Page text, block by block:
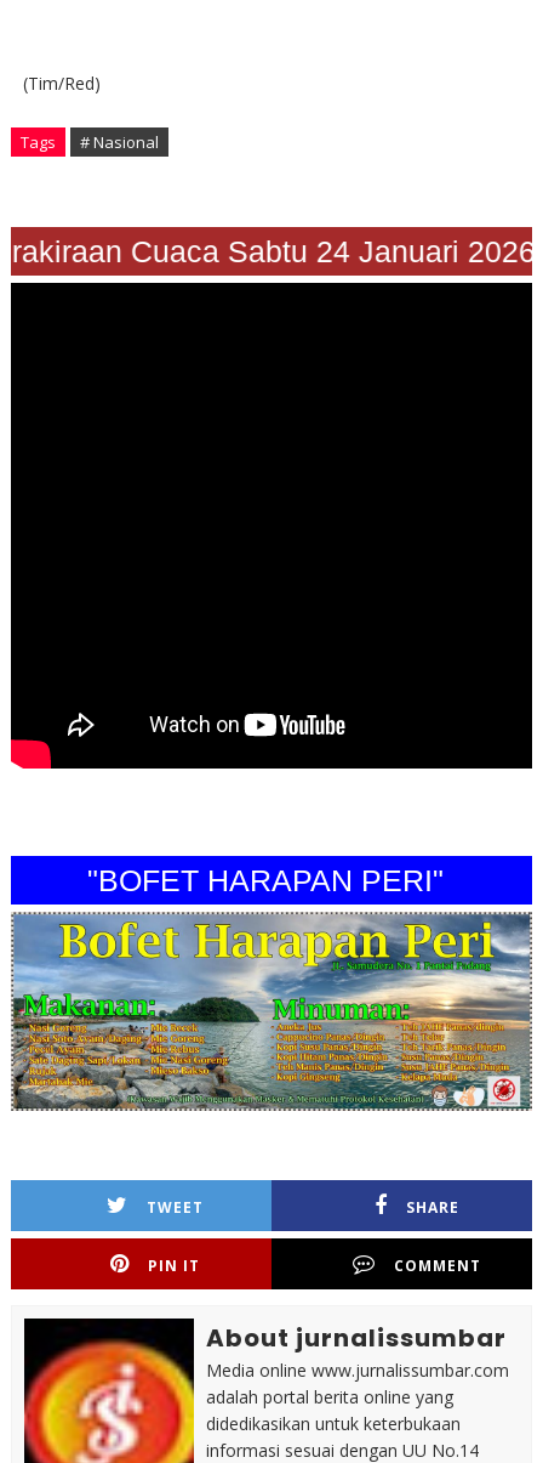
(Tim/Red)
Tags # Nasional
Cuaca Sabtu 24 Januari 2026"
"BOFET HARAPAN PERI"
TWEET SHARE
PIN IT COMMENT
About jurnalissumbar
Media online www.jurnalissumbar.com
adalah portal berita online yang
didedikasikan untuk keterbukaan
informasi sesuai dengan UU No.14